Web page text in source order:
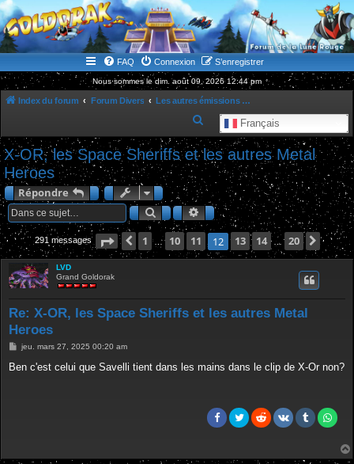
WWW.GOLDORAKGO.COM
le site de la Lune Rouge
FAQ Connexion S’enregistrer
Nous sommes le dim. août 09, 2026 12:44 pm
Index du forum Forum Divers Les autres émissions marquantes de notre jeunesse
Français
e
c
r
c
h
X-OR, les Space Sheriffs et les autres Metal
Heroes
Répondre
RechercherRecherche avancée
291 messages Page 12 sur20
Précédente
1 … 10 11 12 13 14 … 20
LVD
Grand Goldorak
Re: X-OR, les Space Sheriffs et les autres Metal
Heroes
M
s
jeu. mars 27, 2025 00:20 am
Ben c'est celui que Savelli tient dans les mains dans le clip de X-Or non?